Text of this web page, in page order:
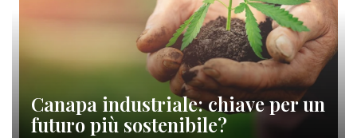
Canapa industriale: chiave per un
futuro più sostenibile?